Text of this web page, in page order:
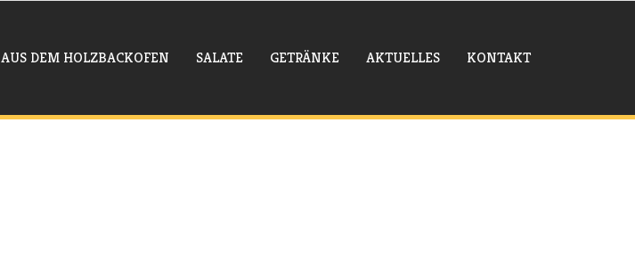
AUS DEM HOLZBACKOFEN SALATE GETRÄNKE AKTUELLES KONTAKT